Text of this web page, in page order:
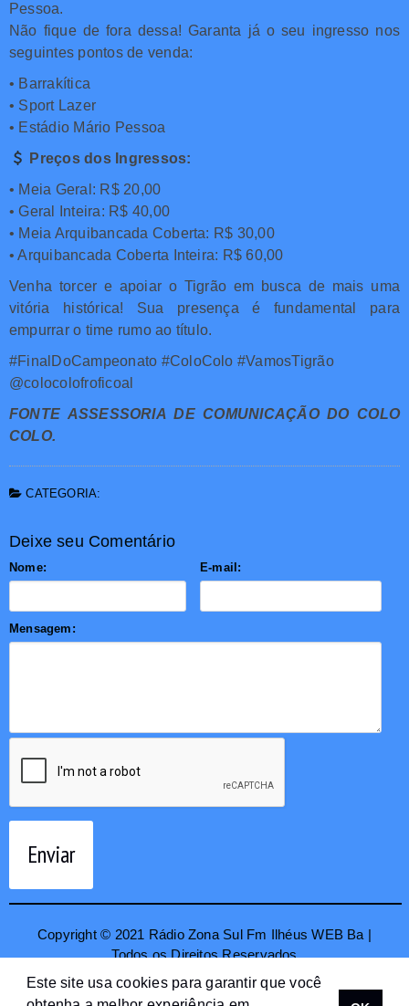
Pessoa.
Não fique de fora dessa! Garanta já o seu ingresso nos
seguintes pontos de venda:
• Barrakítica
• Sport Lazer
• Estádio Mário Pessoa
Preços dos Ingressos:
• Meia Geral: R$ 20,00
• Geral Inteira: R$ 40,00
• Meia Arquibancada Coberta: R$ 30,00
• Arquibancada Coberta Inteira: R$ 60,00
Venha torcer e apoiar o Tigrão em busca de mais uma
vitória histórica! Sua presença é fundamental para
empurrar o time rumo ao título.
#FinalDoCampeonato #ColoColo #VamosTigrão
@colocolofroficoal
FONTE ASSESSORIA DE COMUNICAÇÃO DO COLO
COLO.
CATEGORIA:
Deixe seu Comentário
Nome: E-mail:
Mensagem:
Enviar
Este site usa cookies para garantir que você
Copyright © 2021 Rádio Zona Sul Fm Ilhéus WEB Ba |
Todos os Direitos Reservados